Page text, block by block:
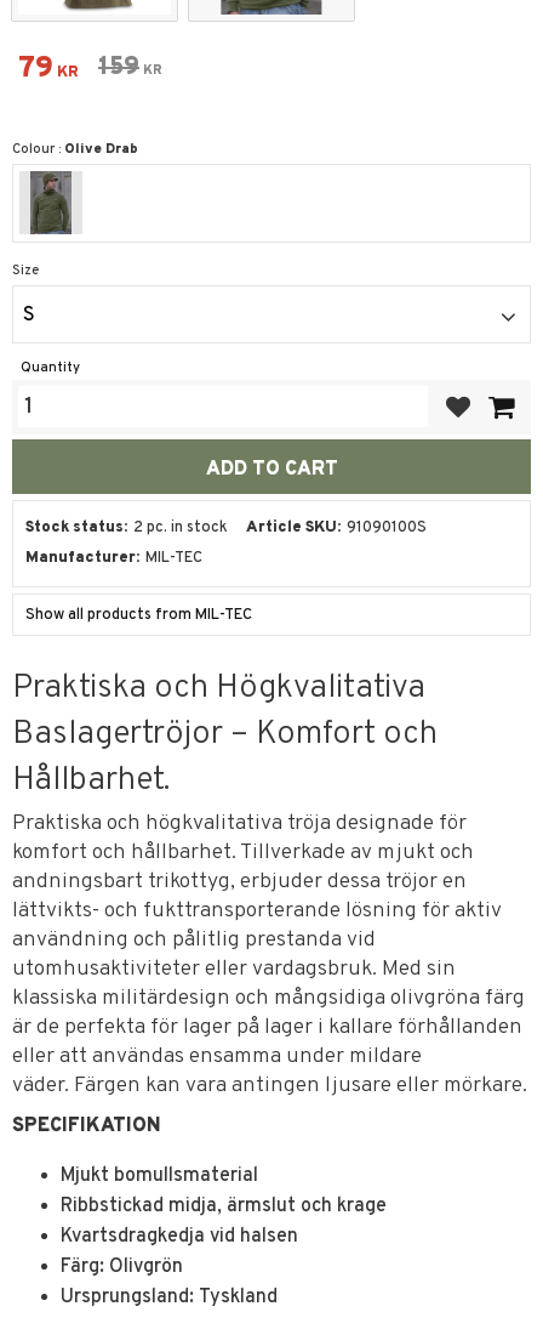
Reduced price:
79 KR Original price:
159 KR
Colour : Olive Drab
Size
S
Quantity
Stock status 2 pc. in stock Article SKU 91090100S
Manufacturer MIL-TEC
Show all products from MIL-TEC
Praktiska och Högkvalitativa
Baslagertröjor – Komfort och
Hållbarhet.
Praktiska och högkvalitativa tröja designade för
komfort och hållbarhet. Tillverkade av mjukt och
andningsbart trikottyg, erbjuder dessa tröjor en
lättvikts- och fukttransporterande lösning för aktiv
användning och pålitlig prestanda vid
utomhusaktiviteter eller vardagsbruk. Med sin
klassiska militärdesign och mångsidiga olivgröna färg
är de perfekta för lager på lager i kallare förhållanden
eller att användas ensamma under mildare
väder. Färgen kan vara antingen ljusare eller mörkare.
SPECIFIKATION
Mjukt bomullsmaterial
Ribbstickad midja, ärmslut och krage
Kvartsdragkedja vid halsen
Färg: Olivgrön
Ursprungsland: Tyskland